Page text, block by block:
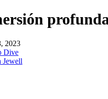
2023
Dive
Jewell